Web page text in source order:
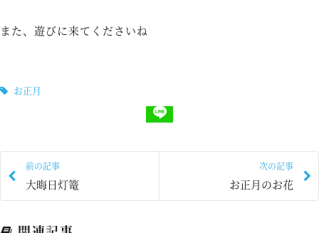
また、遊びに来てくださいね
お正月
前の記事
大晦日灯篭
次の記事
お正月のお花